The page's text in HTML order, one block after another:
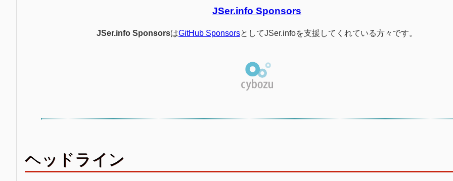
JSer.info Sponsors
JSer.info SponsorsはGitHub SponsorsとしてJSer.infoを支援してくれている方々です。
ヘッドライン